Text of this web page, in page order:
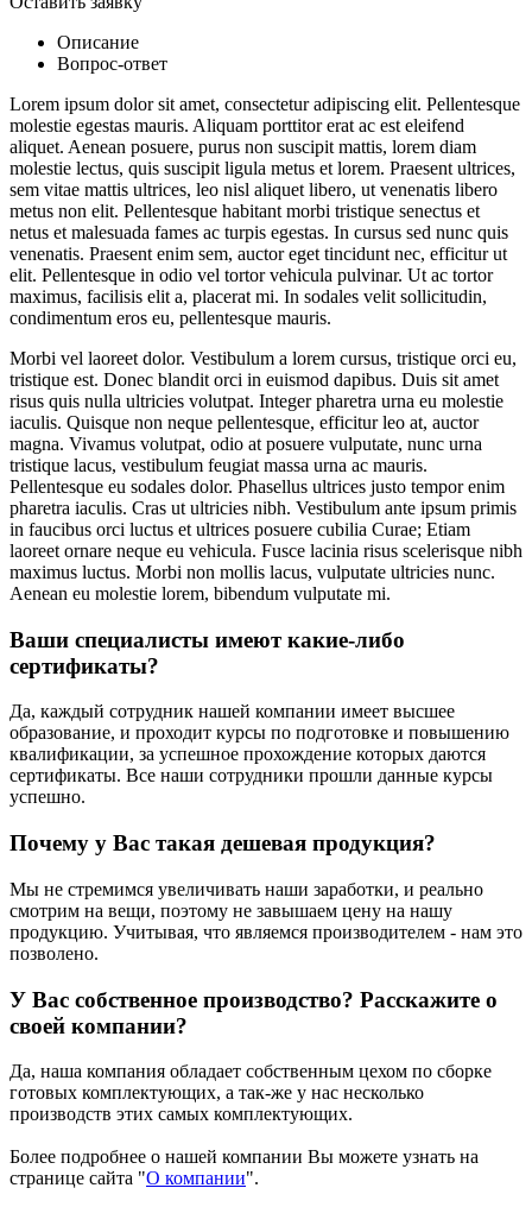
Описание
Вопрос-ответ
Lorem ipsum dolor sit amet, consectetur adipiscing elit. Pellentesque
molestie egestas mauris. Aliquam porttitor erat ac est eleifend
aliquet. Aenean posuere, purus non suscipit mattis, lorem diam
molestie lectus, quis suscipit ligula metus et lorem. Praesent ultrices,
sem vitae mattis ultrices, leo nisl aliquet libero, ut venenatis libero
metus non elit. Pellentesque habitant morbi tristique senectus et
netus et malesuada fames ac turpis egestas. In cursus sed nunc quis
venenatis. Praesent enim sem, auctor eget tincidunt nec, efficitur ut
elit. Pellentesque in odio vel tortor vehicula pulvinar. Ut ac tortor
maximus, facilisis elit a, placerat mi. In sodales velit sollicitudin,
condimentum eros eu, pellentesque mauris.
Morbi vel laoreet dolor. Vestibulum a lorem cursus, tristique orci eu,
tristique est. Donec blandit orci in euismod dapibus. Duis sit amet
risus quis nulla ultricies volutpat. Integer pharetra urna eu molestie
iaculis. Quisque non neque pellentesque, efficitur leo at, auctor
magna. Vivamus volutpat, odio at posuere vulputate, nunc urna
tristique lacus, vestibulum feugiat massa urna ac mauris.
Pellentesque eu sodales dolor. Phasellus ultrices justo tempor enim
pharetra iaculis. Cras ut ultricies nibh. Vestibulum ante ipsum primis
in faucibus orci luctus et ultrices posuere cubilia Curae; Etiam
laoreet ornare neque eu vehicula. Fusce lacinia risus scelerisque nibh
maximus luctus. Morbi non mollis lacus, vulputate ultricies nunc.
Aenean eu molestie lorem, bibendum vulputate mi.
Ваши специалисты имеют какие-либо
сертификаты?
Да, каждый сотрудник нашей компании имеет высшее
образование, и проходит курсы по подготовке и повышению
квалификации, за успешное прохождение которых даются
сертификаты. Все наши сотрудники прошли данные курсы
успешно.
Почему у Вас такая дешевая продукция?
Мы не стремимся увеличивать наши заработки, и реально
смотрим на вещи, поэтому не завышаем цену на нашу
продукцию. Учитывая, что являемся производителем - нам это
позволено.
У Вас собственное производство? Расскажите о
своей компании?
Да, наша компания обладает собственным цехом по сборке
готовых комплектующих, а так-же у нас несколько
производств этих самых комплектующих.
Более подробнее о нашей компании Вы можете узнать на
странице сайта "О компании".